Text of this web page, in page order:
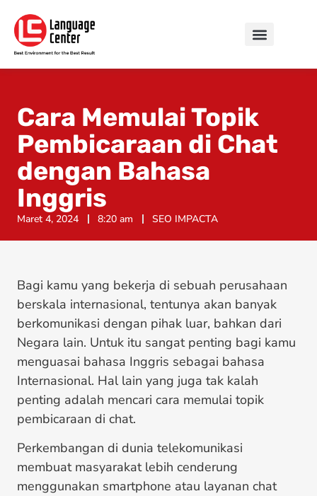
Cara Memulai Topik
Pembicaraan di Chat
dengan Bahasa
Inggris
Maret 4, 2024 8:20 am SEO IMPACTA
Bagi kamu yang bekerja di sebuah perusahaan
berskala internasional, tentunya akan banyak
berkomunikasi dengan pihak luar, bahkan dari
Negara lain. Untuk itu sangat penting bagi kamu
menguasai bahasa Inggris sebagai bahasa
Internasional. Hal lain yang juga tak kalah
penting adalah mencari cara memulai topik
pembicaraan di chat.
Perkembangan di dunia telekomunikasi
membuat masyarakat lebih cenderung
menggunakan smartphone atau layanan chat